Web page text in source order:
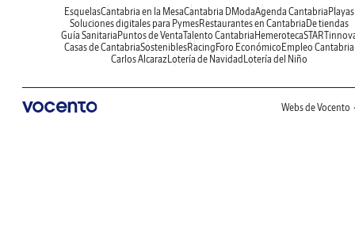
EsquelasCantabria en la MesaCantabria DModaAgenda Cantabria Playas
Soluciones digitales para PymesRestaurantes en Cantabria De tiendas
Guía Sanitaria Puntos de VentaTalento Cantabria Hemeroteca
Casas de CantabriaSosteniblesRacing Foro Económico Empleo Cantabria
Carlos Alcaraz Lotería de Navidad Lotería del Niño
Webs de Vocento